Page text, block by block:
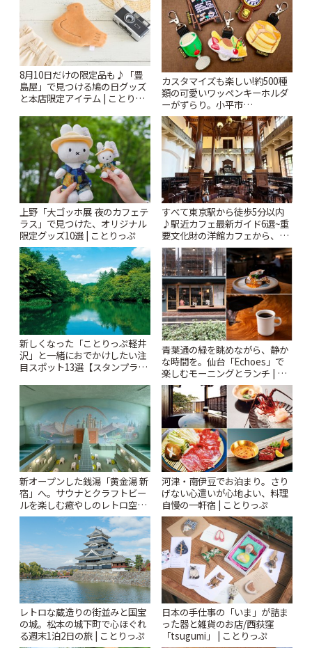
8月10日だけの限定品も♪「豊
島屋」で見つける鳩の日グッズ
と本店限定アイテム | ことりっ
カスタマイズも楽しい!約500種
類の可愛いワッペンキーホルダ
ーがずらり。小平市
「Kimamaya T&K」 | ことりっ
ぷ
上野「大ゴッホ展 夜のカフェテ
ラス」で見つけた、オリジナル
限定グッズ10選 | ことりっぷ
すべて東京駅から徒歩5分以内
♪駅近カフェ最新ガイド6選~重
要文化財の洋館カフェから、改
札すぐのレトロ喫茶まで~ | こと
りっぷ
新しくなった「ことりっぷ軽井
沢」と一緒におでかけしたい注
目スポット13選【スタンプラリ
青葉通の緑を眺めながら、静か
な時間を。仙台「Echoes」で
楽しむモーニングとランチ | こ
とりっぷ
新オープンした銭湯「黄金湯 新
宿」へ。サウナとクラフトビー
ルを楽しむ癒やしのレトロ空間
| ことりっぷ
河津・南伊豆でお泊まり。さり
げない心遣いが心地よい、料理
自慢の一軒宿 | ことりっぷ
レトロな蔵造りの街並みと国宝
の城。松本の城下町で心ほぐれ
る週末1泊2日の旅 | ことりっぷ
日本の手仕事の「いま」が詰ま
った器と雑貨のお店/西荻窪
「tsugumi」 | ことりっぷ